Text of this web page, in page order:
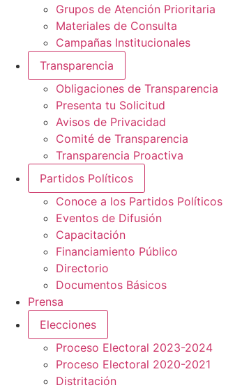
Grupos de Atención Prioritaria
Materiales de Consulta
Campañas Institucionales
Transparencia
Obligaciones de Transparencia
Presenta tu Solicitud
Avisos de Privacidad
Comité de Transparencia
Transparencia Proactiva
Partidos Políticos
Conoce a los Partidos Políticos
Eventos de Difusión
Capacitación
Financiamiento Público
Directorio
Documentos Básicos
Prensa
Elecciones
Proceso Electoral 2023-2024
Proceso Electoral 2020-2021
Distritación